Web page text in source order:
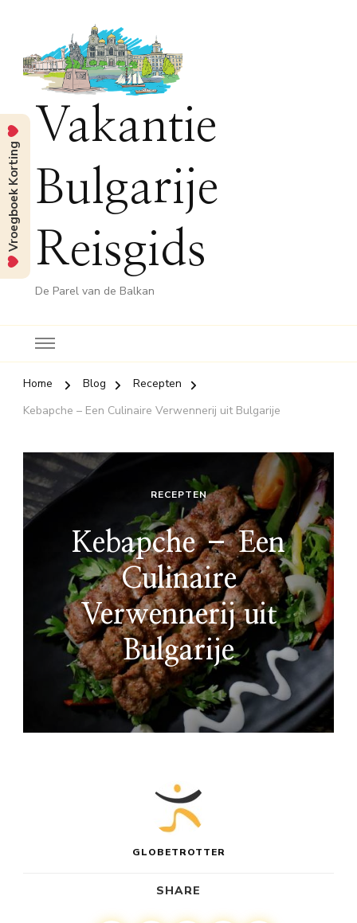
Vakantie
Bulgarije
Reisgids
De Parel van de Balkan
Home Blog
Recepten
Kebapche – Een Culinaire Verwennerij uit Bulgarije
RECEPTEN
Kebapche – Een
Culinaire
Verwennerij uit
Bulgarije
GLOBETROTTER
SHARE
Vroegboek Korting